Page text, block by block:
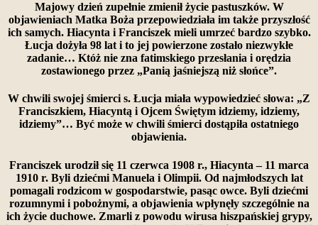
Majowy dzień zupełnie zmienił życie pastuszków. W
objawieniach Matka Boża przepowiedziała im także przyszłość
ich samych. Hiacynta i Franciszek mieli umrzeć bardzo szybko.
Łucja dożyła 98 lat i to jej powierzone zostało niezwykłe
zadanie… Któż nie zna fatimskiego przesłania i orędzia
zostawionego przez „Panią jaśniejszą niż słońce”.
W chwili swojej śmierci s. Łucja miała wypowiedzieć słowa: „Z
Franciszkiem, Hiacyntą i Ojcem Świętym idziemy, idziemy,
idziemy”… Być może w chwili śmierci dostąpiła ostatniego
objawienia.
Franciszek urodził się 11 czerwca 1908 r., Hiacynta – 11 marca
1910 r. Byli dziećmi Manuela i Olimpii. Od najmłodszych lat
pomagali rodzicom w gospodarstwie, pasąc owce. Byli dziećmi
rozumnymi i pobożnymi, a objawienia wpłynęły szczególnie na
ich życie duchowe. Zmarli z powodu wirusa hiszpańskiej grypy,